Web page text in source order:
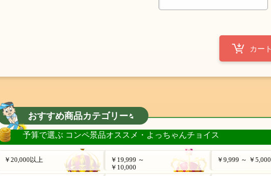
おすすめ商品カテゴリー
予算で選ぶ コンペ景品オススメ・よっちゃんチョイス
￥20,000以上
￥19,999 ～
￥10,000
￥9,999 ～ ￥5,000